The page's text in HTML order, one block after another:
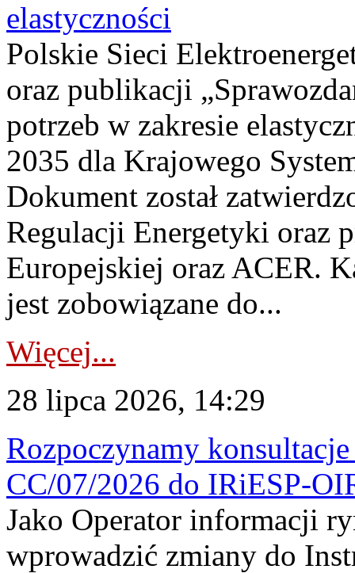
elastyczności
Polskie Sieci
oraz publikacji
potrzeb w zakresie
2035 dla Krajowego
Dokument został
Regulacji Energetyki oraz
Europejskiej oraz ACER.
jest zobowiązane do...
Więcej...
28 lipca 2026, 14:29
Rozpoczynamy
CC/07/2026 do IRiESP-
Jako Operator informacji
wprowadzić zmiany do